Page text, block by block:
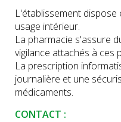
L'établissement dispose
usage intérieur.
La pharmacie s'assure
vigilance attachés à ces
La prescription
journalière et une
médicaments.
CONTACT :